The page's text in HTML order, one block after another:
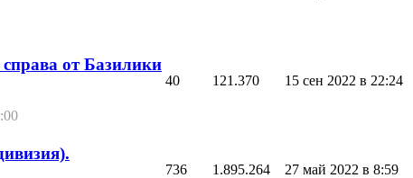
от Базилики
40 121.370 15 сен 2022 в 22:24
736 1.895.264 27 май 2022 в 8:59